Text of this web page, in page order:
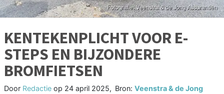
KENTEKENPLICHT VOOR E-
STEPS EN BIJZONDERE
BROMFIETSEN
Door Redactie op 24 april 2025, Bron: Veenstra & de Jong